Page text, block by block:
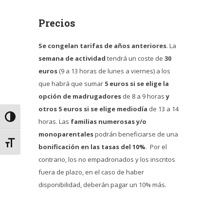
Alternar alto contraste
Alternar tamaño de letra
Precios
Se congelan tarifas de años anteriores. La
semana de actividad tendrá un coste de 30
euros (9 a 13 horas de lunes a viernes) a los
que habrá que sumar 5 euros si se elige la
opción de madrugadores de 8 a 9 horasy
otros 5 euros si se elige mediodía de 13 a 14
horas. Las familias numerosas y/o
monoparentalespodrán beneficiarse de una
bonificación en las tasas del 10%. Por el
contrario, los no empadronados y los inscritos
fuera de plazo, en el caso de haber
disponibilidad, deberán pagar un 10% más.